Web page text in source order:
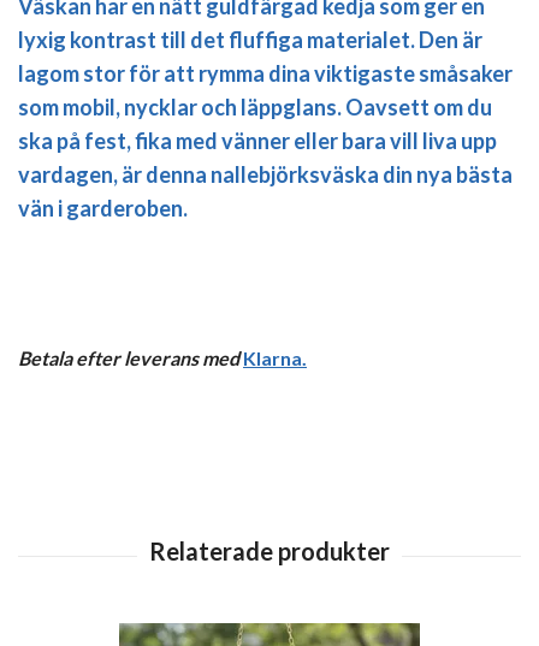
Väskan har en nätt guldfärgad kedja som ger en
lyxig kontrast till det fluffiga materialet. Den är
lagom stor för att rymma dina viktigaste småsaker
som mobil, nycklar och läppglans. Oavsett om du
ska på fest, fika med vänner eller bara vill liva upp
vardagen, är denna nallebjörksväska din nya bästa
vän i garderoben.
Betala efter leverans med Klarna.